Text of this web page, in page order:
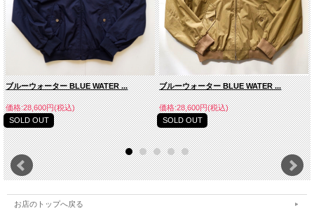
シルエットはクラシックな大きさでゆったりとしております。
170cm 60kgでMサイズを着用しております。
男性のスタイルの定番アイテムでもある
ボタンダウンのシャツだからこそ
とことん縫製や生地、デザインにこだわり抜いたシャツを！
※商品の素材やカラーはOxford White/Oxford Blue以外は
シーズンによって変更する場合がございます。
再販できない素材、カラーもございます。ご了承くださいませ。
MADE IN JAPAN
素材 コットン100%
SIZE/肩幅/身幅/袖丈/着丈/首回り
ブルーウォーター BLUE WATER ...
価格:28,600円(税込)
SOLD OUT
ブルーウォーター BLUE WATER ...
価格:28,600円(税込)
SOLD OUT
お店のトップへ戻る